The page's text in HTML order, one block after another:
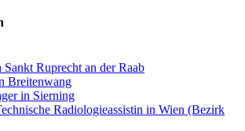
Ruprecht an der Raab
Breitenwang
in Sierning
Radiologieassistin in Wien (Bezirk